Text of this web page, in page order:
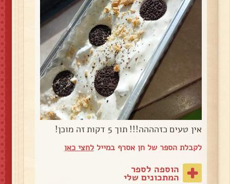
אין טעים כזהההה!!! תוך 5 דקות זה מוכן!
לקבלת הספר של חן אסרף במייללחצי כאן
הוספה לספר
המתכונים שלי